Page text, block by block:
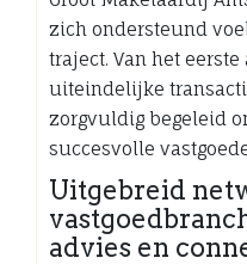
zich ondersteund
traject. Van het
uiteindelijke
zorgvuldig begeleid
succesvolle
Uitgebreid
advies en